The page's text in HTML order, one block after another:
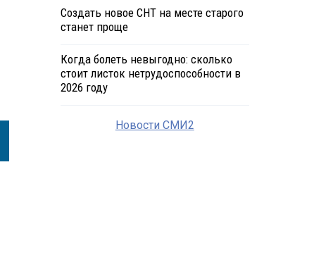
Создать новое СНТ на месте старого
станет проще
Когда болеть невыгодно: сколько
стоит листок нетрудоспособности в
2026 году
Новости СМИ2